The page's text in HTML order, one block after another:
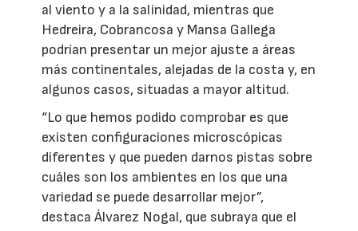
al viento y a la salinidad, mientras que
Hedreira, Cobrancosa y Mansa Gallega
podrían presentar un mejor ajuste a áreas
más continentales, alejadas de la costa y, en
algunos casos, situadas a mayor altitud.
“Lo que hemos podido comprobar es que
existen configuraciones microscópicas
diferentes y que pueden darnos pistas sobre
cuáles son los ambientes en los que una
variedad se puede desarrollar mejor”,
destaca Álvarez Nogal, que subraya que el